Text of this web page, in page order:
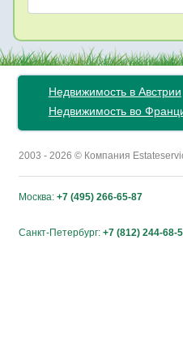
Недвижимость в Австрии
Недвижимость во
2003 - 2026 © Компания
Москва: +7 (495) 266-65-87
Санкт-Петербург: +7 (812) 244-68-